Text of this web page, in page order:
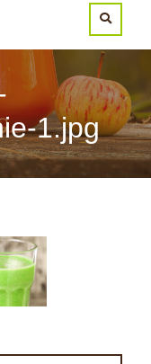
1.jpg